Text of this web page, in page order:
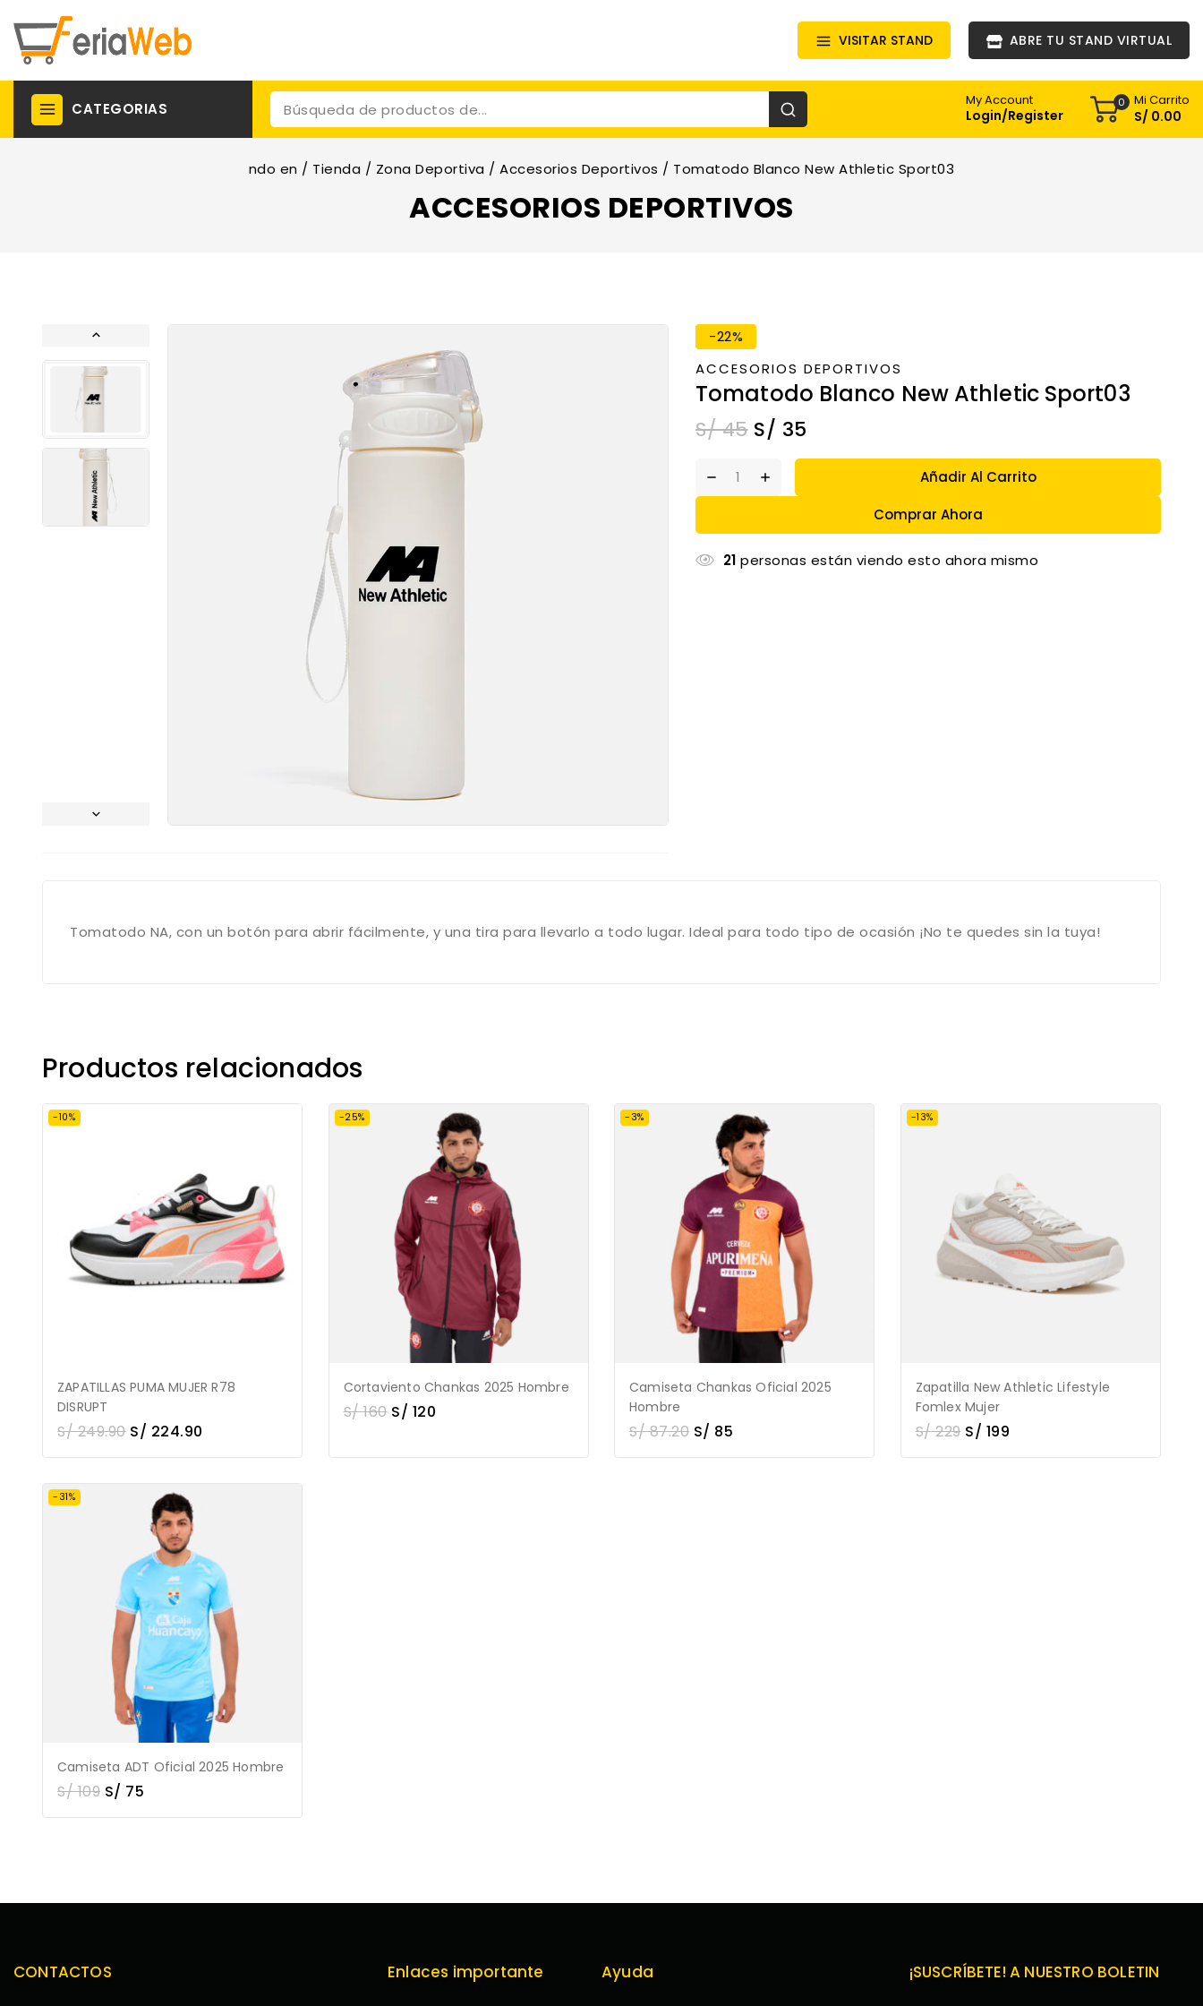
VISITAR STAND ABRE TU STAND VIRTUAL
CATEGORIAS My Account
Login/Register
0 Mi Carrito
S/ 0.00
ndo en / Tienda / Zona Deportiva / Accesorios Deportivos / Tomatodo Blanco New Athletic Sport03
ACCESORIOS DEPORTIVOS
-22%
ACCESORIOS DEPORTIVOS
Tomatodo Blanco New Athletic Sport03
S/45 S/ 35
Añadir Al Carrito
Comprar Ahora
21 personas están viendo esto ahora mismo
Tomatodo NA, con un botón para abrir fácilmente, y una tira para llevarlo a todo lugar. Ideal para todo tipo de ocasión ¡No te quedes sin la tuya!
Productos relacionados
-10%
ZAPATILLAS PUMA MUJER R78
DISRUPT
S/249.90 S/ 224.90
-25%
Cortaviento Chankas 2025 Hombre
S/160 S/ 120
-3%
Camiseta Chankas Oficial 2025
Hombre
S/87.20 S/ 85
-13%
Zapatilla New Athletic Lifestyle
Fomlex Mujer
S/229 S/ 199
-31%
Camiseta ADT Oficial 2025 Hombre
S/109 S/ 75
CONTACTOS Enlaces importante Ayuda ¡SUSCRÍBETE! A NUESTRO BOLETIN